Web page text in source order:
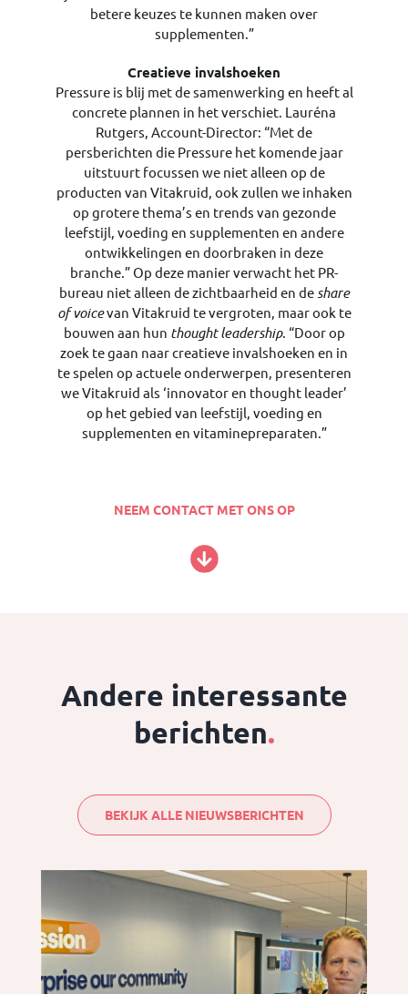
betere keuzes te kunnen maken over
supplementen.”
Creatieve invalshoeken
Pressure is blij met de samenwerking en heeft al
concrete plannen in het verschiet. Lauréna
Rutgers, Account-Director: “Met de
persberichten die Pressure het komende jaar
uitstuurt focussen we niet alleen op de
producten van Vitakruid, ook zullen we inhaken
op grotere thema’s en trends van gezonde
leefstijl, voeding en supplementen en andere
ontwikkelingen en doorbraken in deze
branche.” Op deze manier verwacht het PR-
bureau niet alleen de zichtbaarheid en de share
of voicevan Vitakruid te vergroten, maar ook te
bouwen aan hun thought leadership. “Door op
zoek te gaan naar creatieve invalshoeken en in
te spelen op actuele onderwerpen, presenteren
we Vitakruid als ‘innovator en thought leader’
op het gebied van leefstijl, voeding en
supplementen en vitaminepreparaten.”
NEEM CONTACT MET ONS OP
Andere interessante
berichten.
BEKIJK ALLE NIEUWSBERICHTEN